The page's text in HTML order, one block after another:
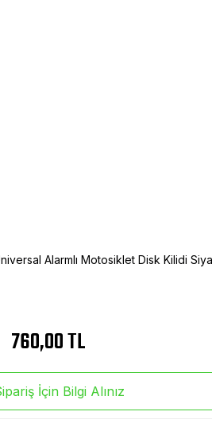
Alarmlı Motosiklet Disk Kilidi
760,00 TL
İçin Bilgi Alınız